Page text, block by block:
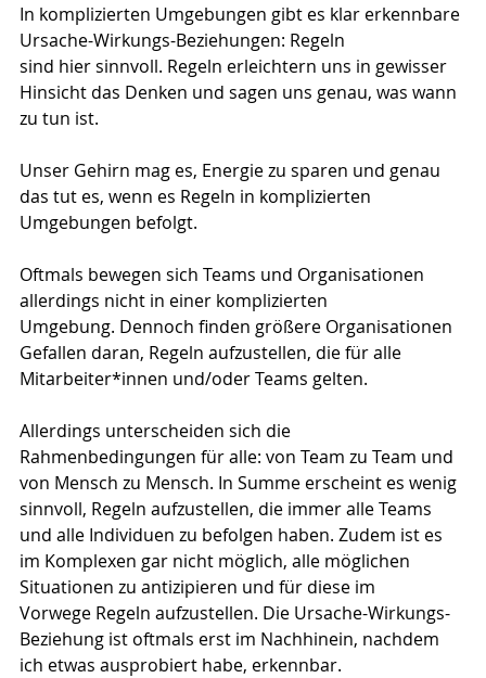
In komplizierten Umgebungen gibt es klar erkennbare
Ursache-Wirkungs-Beziehungen: Regeln
sind hier sinnvoll. Regeln erleichtern uns in gewisser
Hinsicht das Denken und sagen uns genau, was wann
zu tun ist.
Unser Gehirn mag es, Energie zu sparen und genau
das tut es, wenn es Regeln in komplizierten
Umgebungen befolgt.
Oftmals bewegen sich Teams und Organisationen
allerdings nicht in einer komplizierten
Umgebung. Dennoch finden größere Organisationen
Gefallen daran, Regeln aufzustellen, die für alle
Mitarbeiter*innen und/oder Teams gelten.
Allerdings unterscheiden sich die
Rahmenbedingungen für alle: von Team zu Team und
von Mensch zu Mensch. In Summe erscheint es wenig
sinnvoll, Regeln aufzustellen, die immer alle Teams
und alle Individuen zu befolgen haben. Zudem ist es
im Komplexen gar nicht möglich, alle möglichen
Situationen zu antizipieren und für diese im
Vorwege Regeln aufzustellen. Die Ursache-Wirkungs-
Beziehung ist oftmals erst im Nachhinein, nachdem
ich etwas ausprobiert habe, erkennbar.